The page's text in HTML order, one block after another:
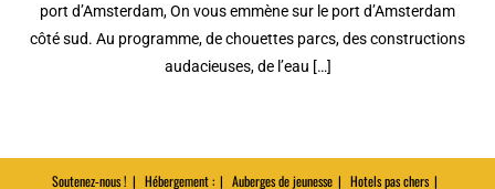
port d’Amsterdam, On vous emmène sur le port d’Amsterdam
côté sud. Au programme, de chouettes parcs, des constructions
audacieuses, de l’eau […]
Soutenez-nous ! Hébergement : Auberges de jeunesse Hotels pas chers